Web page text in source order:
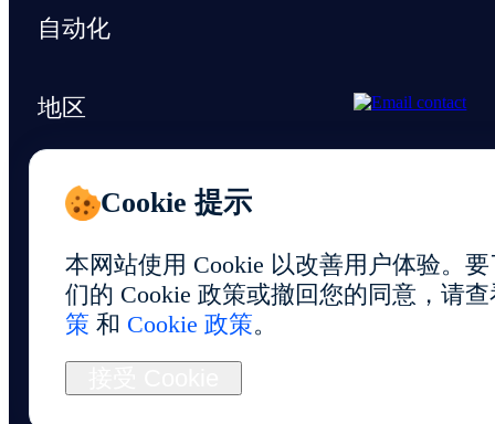
自动化
地区
支持与资源
Cookie 提示
本网站使用 Cookie 以改善用户体验。
们的 Cookie 政策或撤回您的同意，请
策 和 Cookie 政策。